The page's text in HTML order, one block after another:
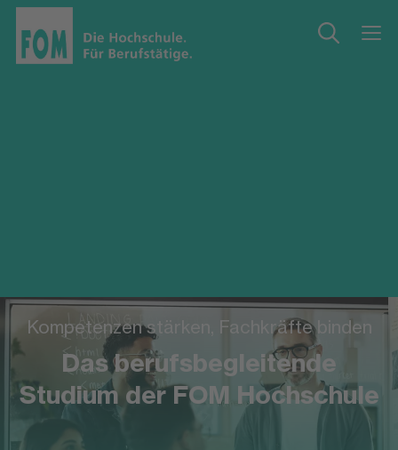
Kompetenzen stärken, Fachkräfte binden
Das berufsbegleitende
Studium der FOM Hochschule